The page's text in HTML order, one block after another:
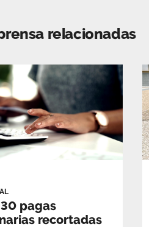
relacionadas
pagas
recortadas